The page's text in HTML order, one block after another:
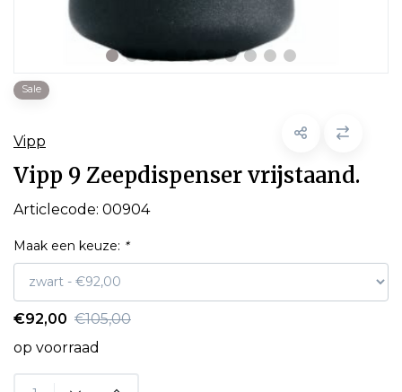
Sale
Vipp
Vipp 9 Zeepdispenser vrijstaand.
Articlecode: 00904
Maak een keuze: *
€92,00 €105,00
op voorraad